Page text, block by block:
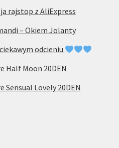
rajstop z AliExpress
– Okiem Jolanty
odcieniu
Half Moon 20DEN
Sensual Lovely 20DEN